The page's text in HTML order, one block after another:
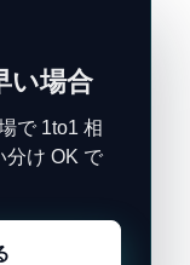
い場合
で 1to1 相
分け OK で